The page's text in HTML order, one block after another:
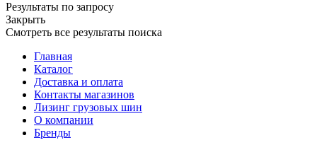
Результаты по запросу
Закрыть
Смотреть все результаты поиска
Главная
Каталог
Доставка и оплата
Контакты магазинов
Лизинг грузовых шин
О компании
Бренды